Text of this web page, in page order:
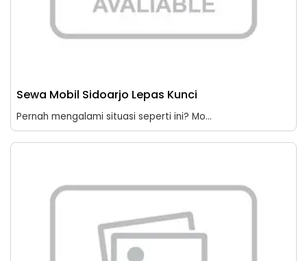
Sewa Mobil Sidoarjo Lepas Kunci
Pernah mengalami situasi seperti ini? Mo...